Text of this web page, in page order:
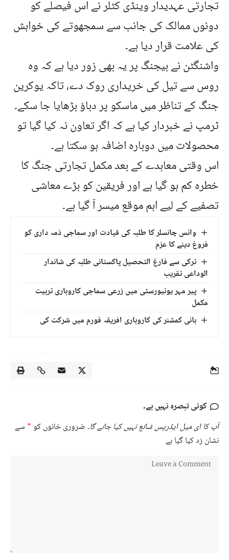
تجارتی عہدیدار وینڈی کٹلر نے اس فیصلے کو
دونوں ممالک کی جانب سے سمجھوتے کی خواہش
کی علامت قرار دیا ہے۔
واشنگٹن نے بیجنگ پر یہ بھی زور دیا ہے کہ وہ
روس سے تیل کی خریداری روک دے، تاکہ یوکرین
جنگ کے تناظر میں ماسکو پر دباؤ بڑھایا جا سکے۔
ٹرمپ نے خبردار کیا ہے کہ اگر تعاون نہ کیا گیا تو
محصولات میں دوبارہ اضافہ ہو سکتا ہے۔
اس وقتی معاہدے کے بعد مکمل تجارتی جنگ کا
خطرہ کم ہو گیا ہے اور فریقین کو بڑے معاشی
تصفیے کے لیے اہم موقع میسر آ گیا ہے۔
وائس چانسلر کا طلبہ کی قیادت اور سماجی ذمہ داری کو
فروغ دینے کا عزم
ترکی سے فارغ التحصیل پاکستانی طلبہ کی شاندار
الوداعی تقریب
پیر مہر یونیورسٹی میں زرعی سماجی کاروباری تربیت
مکمل
ہائی کمشنر کی کاروباری افریقہ فورم میں شرکت کی
کوئی تبصرہ نہیں ہے۔
آپ کا ای میل ایڈریس شائع نہیں کیا جائے گا۔ضروری خانوں کو* سے
نشان زد کیا گیا ہے